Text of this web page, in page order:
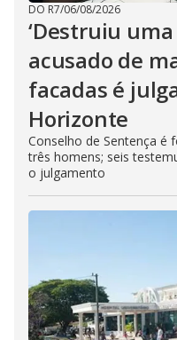
DO R7/06/08/2026
‘Destruiu
acusado de
facadas é
Horizonte
Conselho de Sentença é
três homens; seis
o julgamento